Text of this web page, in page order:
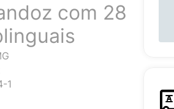
com 28
1